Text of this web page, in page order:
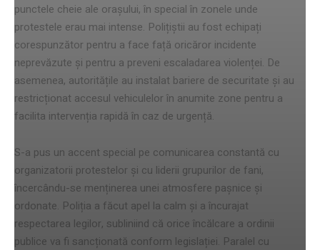
punctele cheie ale orașului, în special în zonele unde
protestele erau mai intense. Polițiștii au fost echipați
corespunzător pentru a face față oricăror incidente
neprevăzute și pentru a preveni escaladarea violenței. De
asemenea, autoritățile au instalat bariere de securitate și au
restricționat accesul vehiculelor în anumite zone pentru a
facilita intervenția rapidă în caz de urgență.
S-a pus un accent special pe comunicarea constantă cu
organizatorii protestelor și cu liderii grupurilor de fani,
încercându-se menținerea unei atmosfere pașnice și
ordonate. Poliția a făcut apel la calm și a încurajat
respectarea legilor, subliniind că orice încălcare a ordinii
publice va fi sancționată conform legislației. Paralel cu